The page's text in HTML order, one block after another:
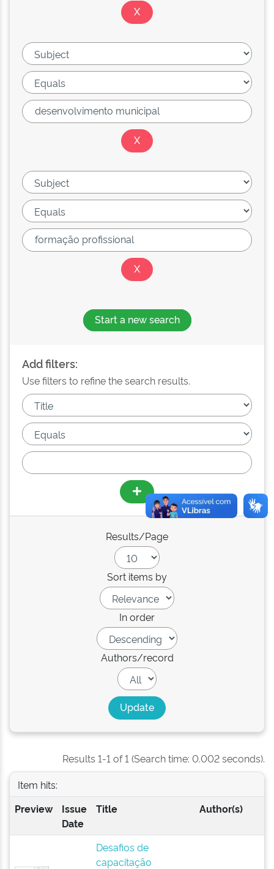
Start a new search
Add filters:
Use filters to refine the search results.
Results/Page
Sort items by
In order
Authors/record
Results 1-1 of 1 (Search time: 0.002 seconds).
Item hits:
Preview
Issue
Date
Title Author(s)
Desafios de
capacitação